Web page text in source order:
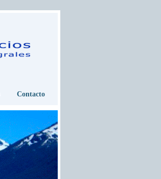
Contacto